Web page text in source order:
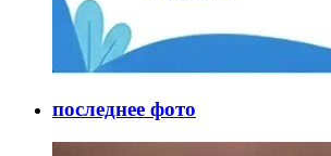
последнее фото